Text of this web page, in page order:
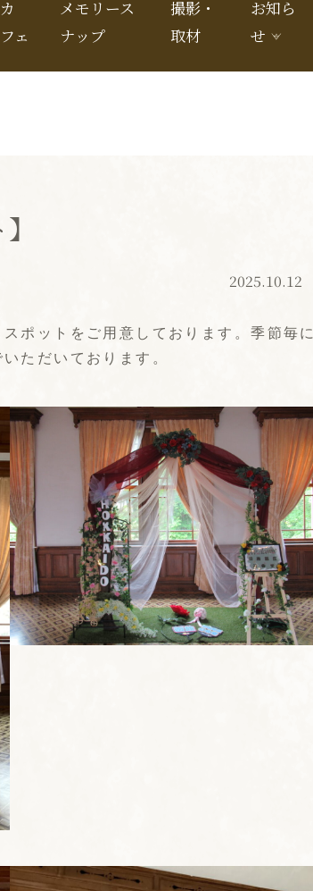
カ
フェ
メモリース
ナップ
撮影・
取材
お知ら
せ
2025.10.12
ポットをご用意しております。季節毎に
ただいております。